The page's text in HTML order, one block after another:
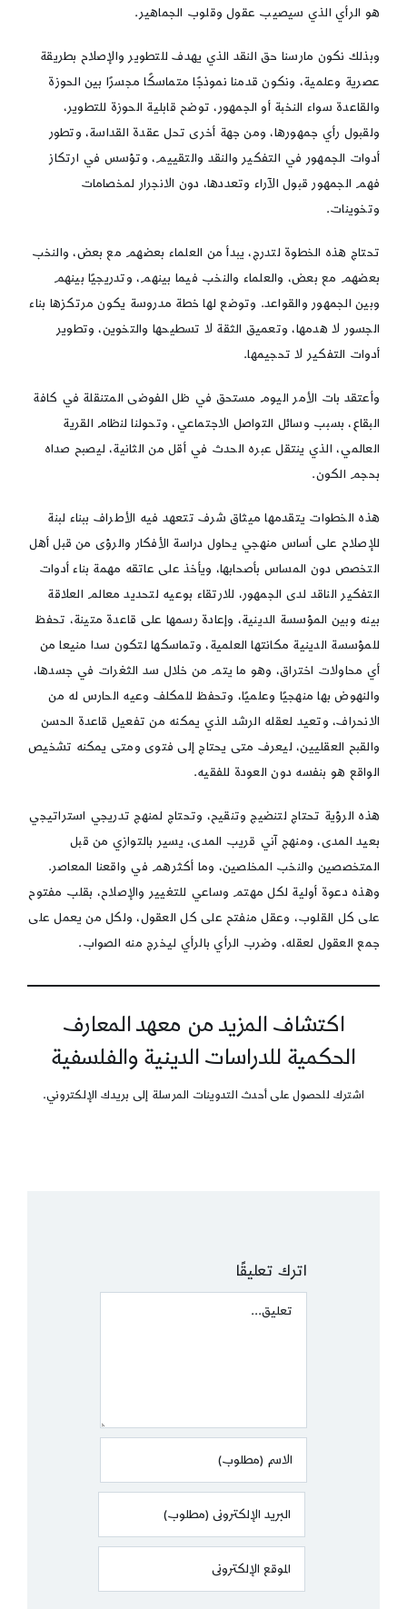
هو الرأي الذي سيصيب عقول وقلوب الجماهير.
وبذلك نكون مارسنا حق النقد الذي يهدف للتطوير والإصلاح بطريقة
عصرية وعلمية، ونكون قدمنا نموذجًا متماسكًا مجسرًا بين الحوزة
والقاعدة سواء النخبة أو الجمهور، توضح قابلية الحوزة للتطوير،
ولقبول رأي جمهورها، ومن جهة أخرى تحل عقدة القداسة، وتطور
أدوات الجمهور في التفكير والنقد والتقييم، وتؤسس في ارتكاز
فهم الجمهور قبول الآراء وتعددها، دون الانجرار لمخصامات
وتخوينات.
تحتاج هذه الخطوة لتدرج، يبدأ من العلماء بعضهم مع بعض، والنخب
بعضهم مع بعض، والعلماء والنخب فيما بينهم، وتدريجيًا بينهم
وبين الجمهور والقواعد. وتوضع لها خطة مدروسة يكون مرتكزها بناء
الجسور لا هدمها، وتعميق الثقة لا تسطيحها والتخوين، وتطوير
أدوات التفكير لا تحجيمها.
وأعتقد بات الأمر اليوم مستحق في ظل الفوضى المتنقلة في كافة
البقاع، بسبب وسائل التواصل الاجتماعي، وتحولنا لنظام القرية
العالمي، الذي ينتقل عبره الحدث في أقل من الثانية، ليصبح صداه
بحجم الكون.
هذه الخطوات يتقدمها ميثاق شرف تتعهد فيه الأطراف ببناء لبنة
للإصلاح على أساس منهجي يحاول دراسة الأفكار والرؤى من قبل أهل
التخصص دون المساس بأصحابها، ويأخذ على عاتقه مهمة بناء أدوات
التفكير الناقد لدى الجمهور، للارتقاء بوعيه لتحديد معالم العلاقة
بينه وبين المؤسسة الدينية، وإعادة رسمها على قاعدة متينة، تحفظ
للمؤسسة الدينية مكانتها العلمية، وتماسكها لتكون سدا منيعا من
أي محاولات اختراق، وهو ما يتم من خلال سد الثغرات في جسدها،
والنهوض بها منهجيًا وعلميًا، وتحفظ للمكلف وعيه الحارس له من
الانحراف، وتعيد لعقله الرشد الذي يمكنه من تفعيل قاعدة الحسن
والقبح العقليين، ليعرف متى يحتاج إلى فتوى ومتى يمكنه تشخيص
الواقع هو بنفسه دون العودة للفقيه.
هذه الرؤية تحتاج لتنضيج وتنقيح، وتحتاج لمنهج تدريجي استراتيجي
بعيد المدى، ومنهج آني قريب المدى، يسير بالتوازي من قبل
المتخصصين والنخب المخلصين، وما أكثرهم في واقعنا المعاصر.
وهذه دعوة أولية لكل مهتم وساعي للتغيير والإصلاح، بقلب مفتوح
على كل القلوب، وعقل منفتح على كل العقول، ولكل من يعمل على
جمع العقول لعقله، وضرب الرأي بالرأي ليخرج منه الصواب.
اكتشاف المزيد من معهد المعارف
الحكمية للدراسات الدينية والفلسفية
اشترك للحصول على أحدث التدوينات المرسلة إلى بريدك الإلكتروني.
اترك تعليقًا
Comment